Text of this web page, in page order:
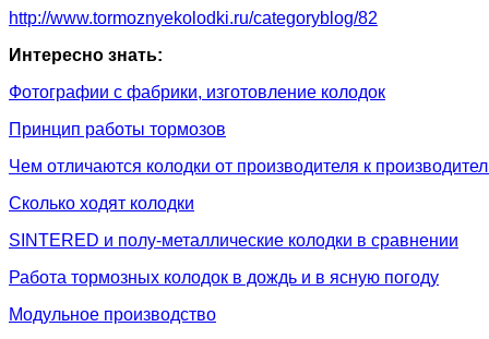
http://www.tormoznyekolodki.ru/categoryblog/82
Интересно знать:
Фотографии с фабрики, изготовление колодок
Принцип работы тормозов
Чем отличаются колодки от производителя к
Сколько ходят колодки
SINTERED и полу-металлические колодки в сравнении
Работа тормозных колодок в дождь и в ясную погоду
Модульное производство